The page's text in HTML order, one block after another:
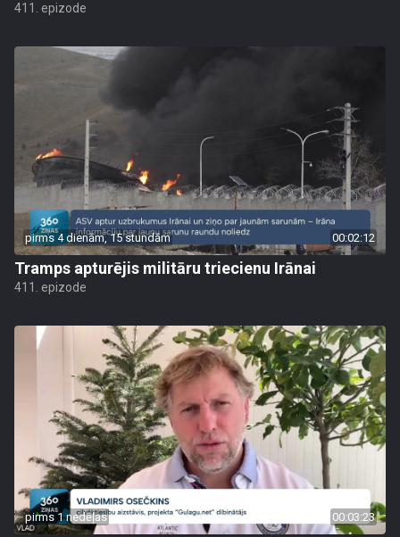
411. epizode
pirms 4 dienām, 15 stundām 00:02:12
Tramps apturējis militāru triecienu Irānai
411. epizode
pirms 1 nedēļas 00:03:23